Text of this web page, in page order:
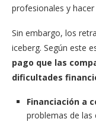
profesionales y
Sin embargo, los
iceberg. Según este
pago que las
dificultades
Financiación a
problemas de las